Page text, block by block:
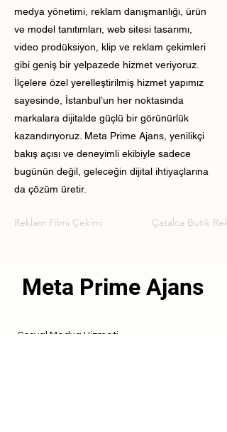
medya yönetimi, reklam danışmanlığı, ürün
ve model tanıtımları, web sitesi tasarımı,
video prodüksiyon, klip ve reklam çekimleri
gibi geniş bir yelpazede hizmet veriyoruz.
İlçelere özel yerelleştirilmiş hizmet yapımız
sayesinde, İstanbul’un her noktasında
markalara dijitalde güçlü bir görünürlük
kazandırıyoruz. Meta Prime Ajans, yenilikçi
bakış açısı ve deneyimli ekibiyle sadece
bugünün değil, geleceğin dijital ihtiyaçlarına
da çözüm üretir.
Reklam Filmi Çekimi Çatalca Butik
Meta Prime Ajans
Sosyal Medya Hizmeti